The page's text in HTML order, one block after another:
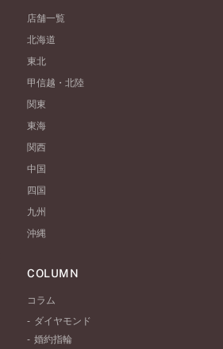
店舗一覧
北海道
東北
甲信越・北陸
関東
東海
関西
中国
四国
九州
沖縄
COLUMN
コラム
ダイヤモンド
婚約指輪